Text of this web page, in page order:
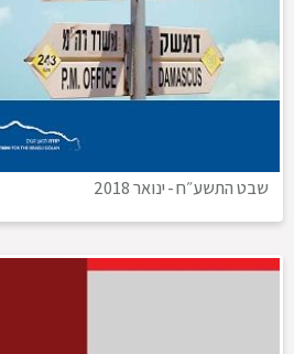
שבט התשע״ח-ינואר 2018